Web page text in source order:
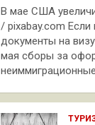
В мае США
/ pixabay.com
документы на
мая сборы за